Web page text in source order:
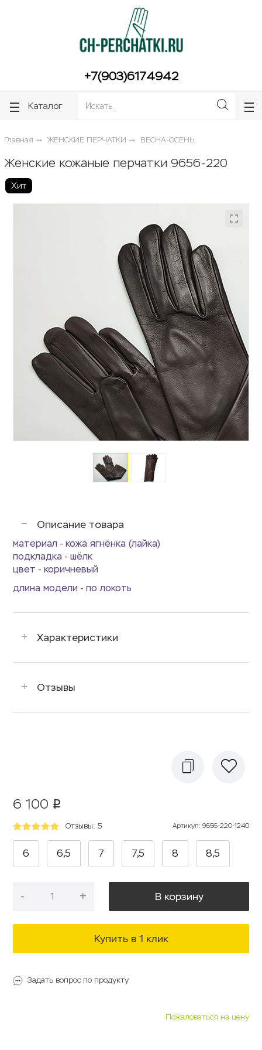
+7(903)6174942
Каталог
Главная ЖЕНСКИЕ ПЕРЧАТКИ ВЕСНА-ОСЕНЬ
Женские кожаные перчатки 9656-220
Хит
Описание товара
материал - кожа ягнёнка (лайка)
подкладка - шёлк
цвет - коричневый
длина модели - по локоть
Характеристики
Отзывы
6 100 p
Отзывы: 5 Артикул: 9656-220-1240
6 6,5 7 7,5 8 8,5
- + В корзину
Купить в 1 клик
Задать вопрос по продукту
Пожаловаться на цену